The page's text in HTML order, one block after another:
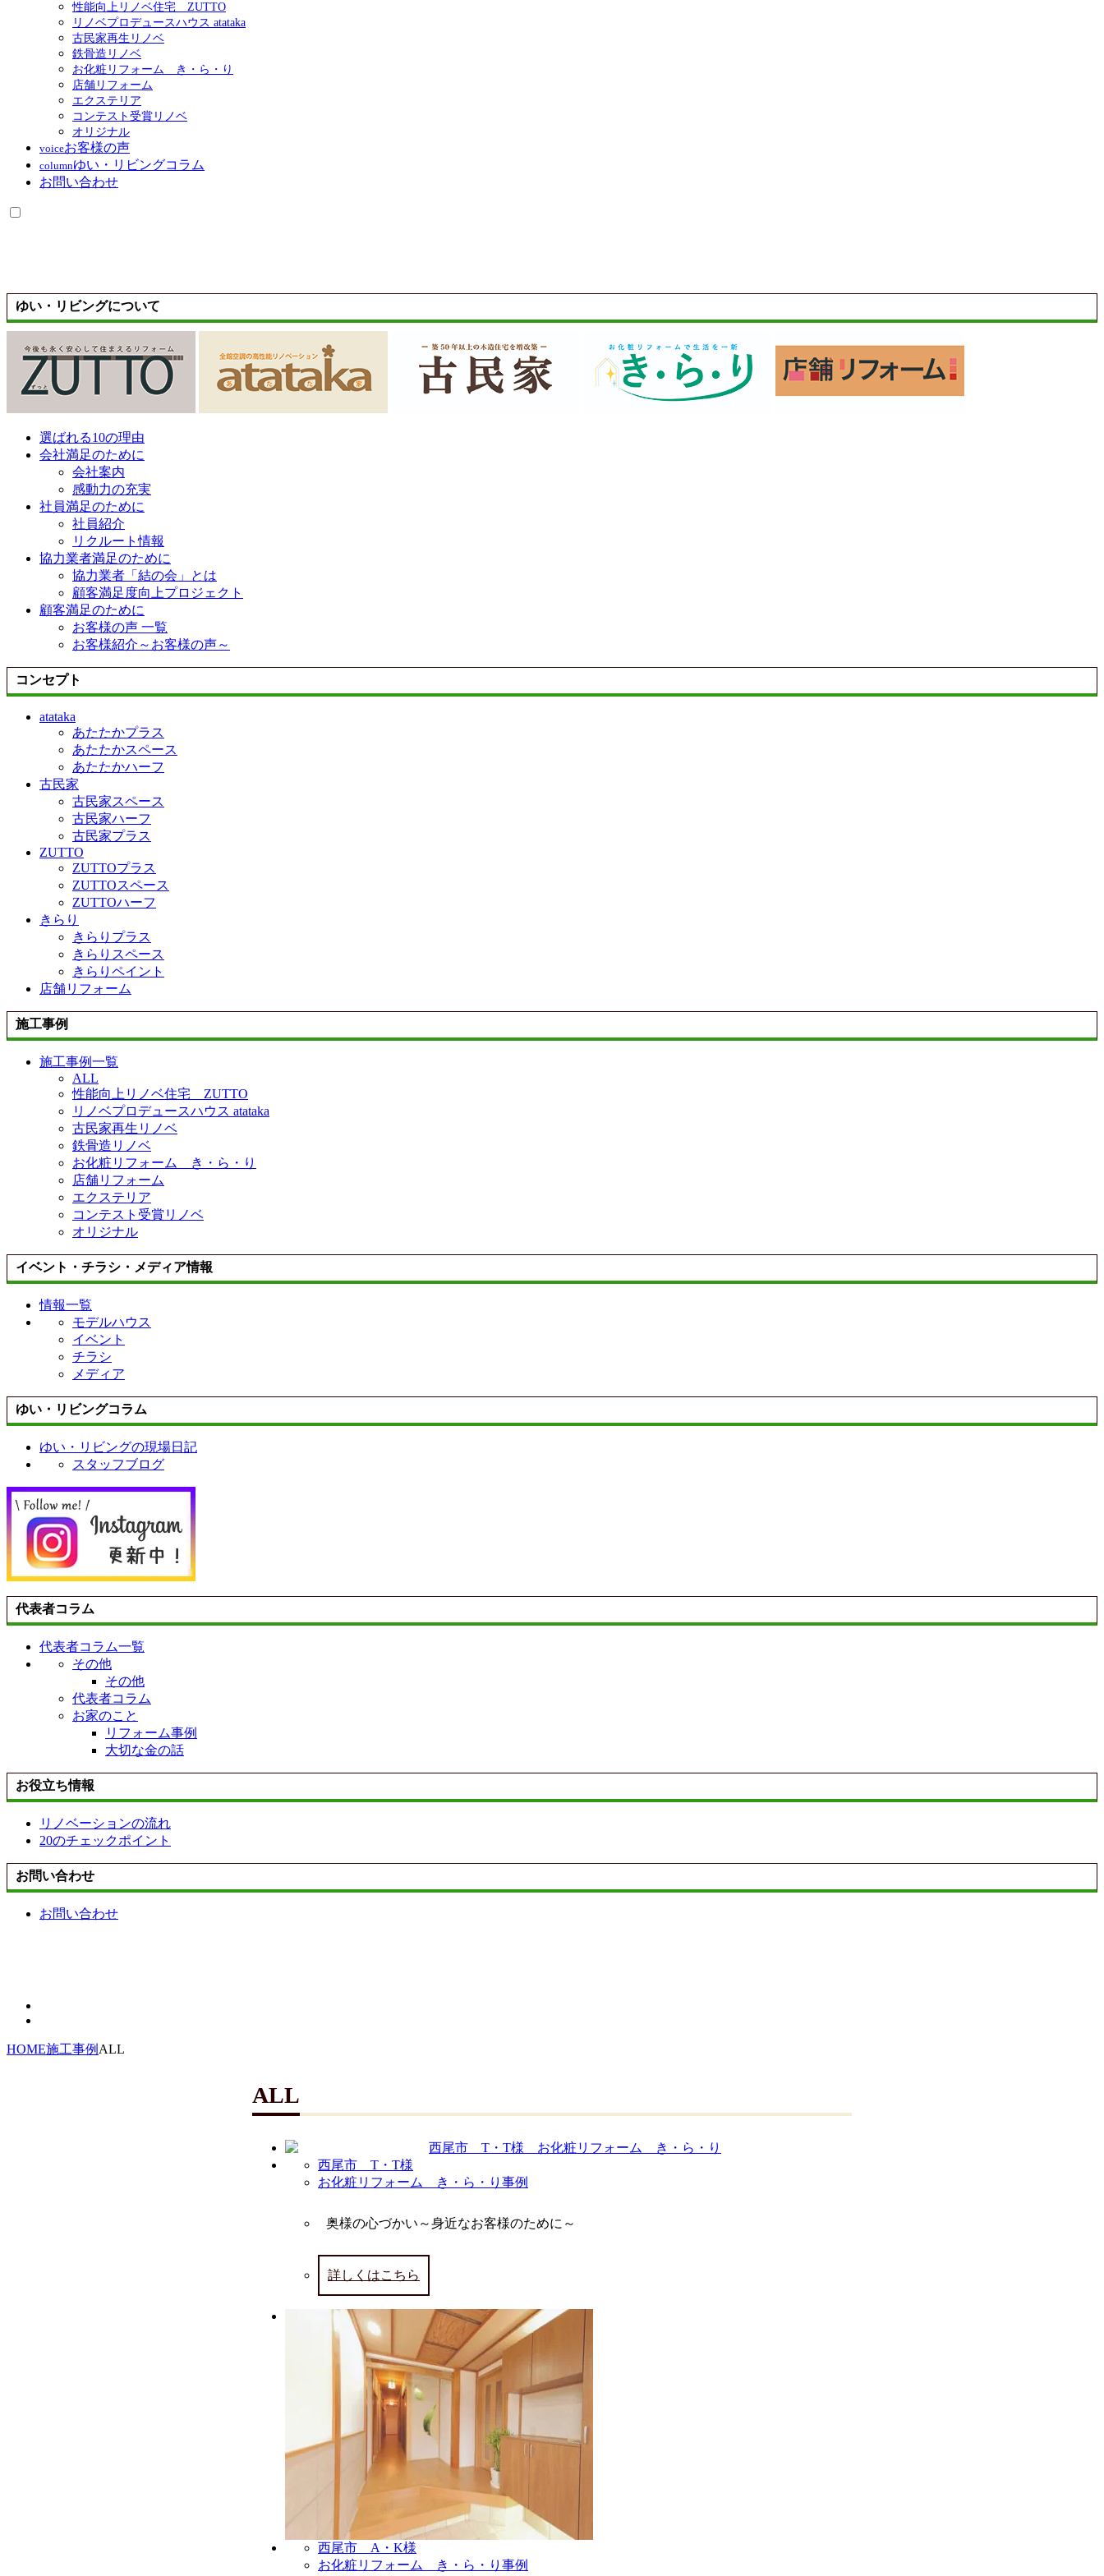
性能向上リノベ住宅 ZUTTO
リノベプロデュースハウス atataka
古民家再生リノベ
鉄骨造リノベ
お化粧リフォーム き・ら・り
店舗リフォーム
エクステリア
コンテスト受賞リノベ
オリジナル
voiceお客様の声
columnゆい・リビングコラム
お問い合わせ
ゆい・リビングについて
選ばれる10の理由
会社満足のために
会社案内
感動力の充実
社員満足のために
社員紹介
リクルート情報
協力業者満足のために
協力業者「結の会」とは
顧客満足度向上プロジェクト
顧客満足のために
お客様の声 一覧
お客様紹介～お客様の声～
コンセプト
atataka
あたたかプラス
あたたかスペース
あたたかハーフ
古民家
古民家スペース
古民家ハーフ
古民家プラス
ZUTTO
ZUTTOプラス
ZUTTOスペース
ZUTTOハーフ
きらり
きらりプラス
きらりスペース
きらりペイント
店舗リフォーム
施工事例
施工事例一覧
ALL
性能向上リノベ住宅 ZUTTO
リノベプロデュースハウス atataka
古民家再生リノベ
鉄骨造リノベ
お化粧リフォーム き・ら・り
店舗リフォーム
エクステリア
コンテスト受賞リノベ
オリジナル
イベント・チラシ・メディア情報
情報一覧
モデルハウス
イベント
チラシ
メディア
ゆい・リビングコラム
ゆい・リビングの現場日記
スタッフブログ
代表者コラム
代表者コラム一覧
その他
その他
代表者コラム
お家のこと
リフォーム事例
大切な金の話
お役立ち情報
リノベーションの流れ
20のチェックポイント
お問い合わせ
お問い合わせ
HOME施工事例 ALL
ALL
西尾市 T・T様
お化粧リフォーム き・ら・り事例
奥様の心づかい～身近なお客様のために～
詳しくはこちら
西尾市 A・K様
お化粧リフォーム き・ら・り事例